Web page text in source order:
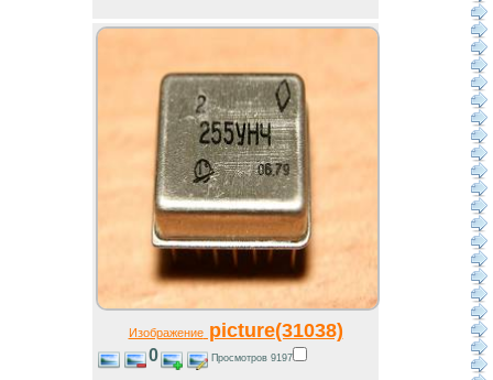
Изображениеpicture(31038)
0 Просмотров 9197